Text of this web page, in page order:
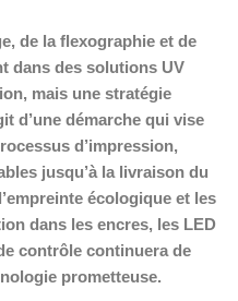
de la flexographie et de
dans des solutions UV
mais une stratégie
d’une démarche qui vise
d’impression,
jusqu’à la livraison du
écologique et les
dans les encres, les LED
contrôle continuera de
prometteuse.